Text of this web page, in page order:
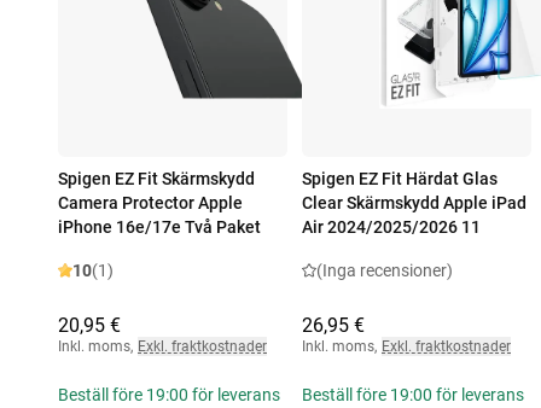
Spigen EZ Fit Skärmskydd
Camera Protector Apple
iPhone 16e/17e Två Paket
10(1)
20,95 €
Inkl. moms, Exkl. fraktkostnader
Beställ före 19:00 för leverans
Spigen EZ Fit Härdat Glas
Clear Skärmskydd Apple iPad
Air 2024/2025/2026 11
(Inga recensioner)
26,95 €
Inkl. moms, Exkl. fraktkostnader
Beställ före 19:00 för leverans